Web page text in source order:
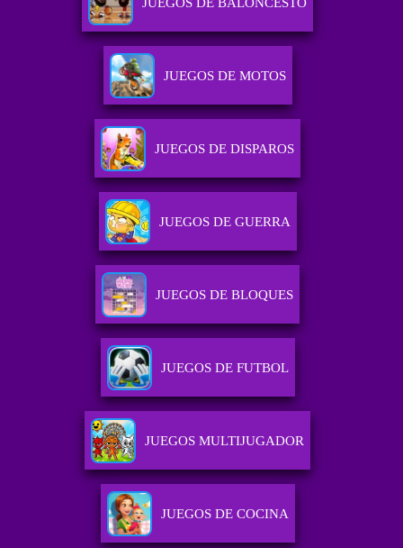
JUEGOS DE BALONCESTO
JUEGOS DE MOTOS
JUEGOS DE DISPAROS
JUEGOS DE GUERRA
JUEGOS DE BLOQUES
JUEGOS DE FUTBOL
JUEGOS MULTIJUGADOR
JUEGOS DE COCINA